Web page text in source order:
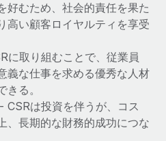
好むため、社会的責任を果た
高い顧客ロイヤルティを享受
に取り組むことで、従業員
義な仕事を求める優秀な人材
る。
- CSRは投資を伴うが、コス
、長期的な財務的成功につな